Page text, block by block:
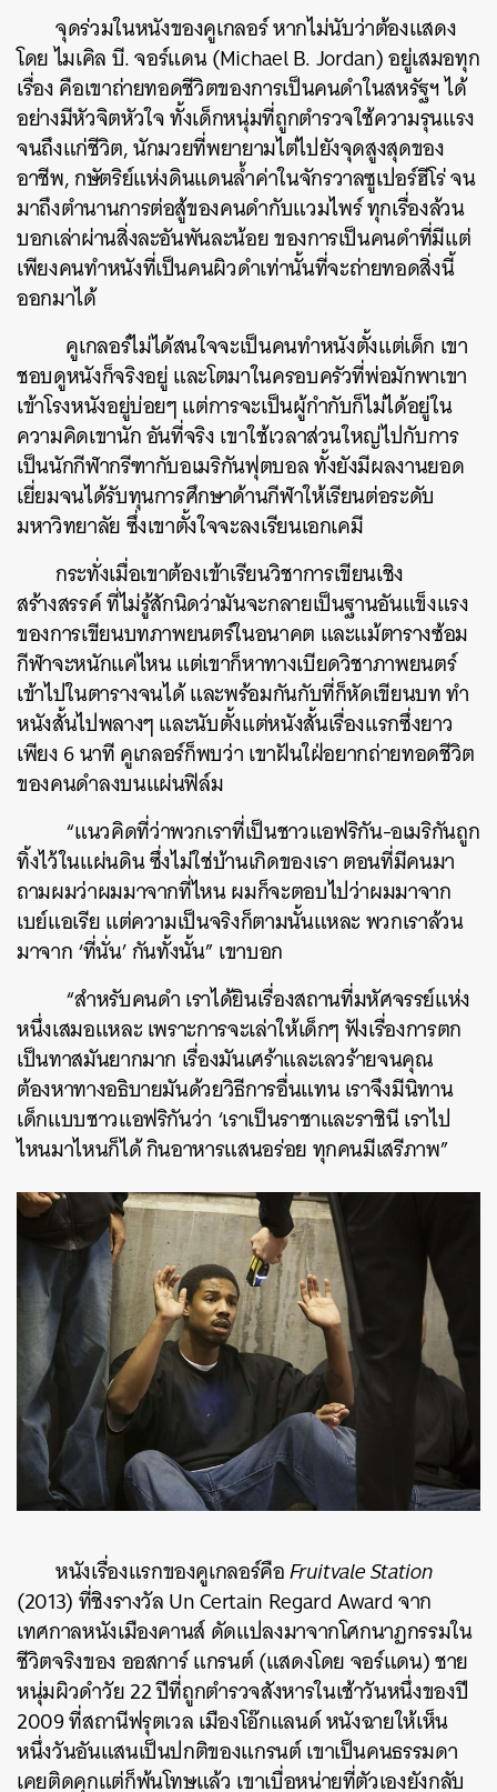
จุดร่วมในหนังของคูเกลอร์ หากไม่นับว่าต้องแสดง
โดย ไมเคิล บี. จอร์แดน (Michael B. Jordan) อยู่เสมอทุก
เรื่อง คือเขาถ่ายทอดชีวิตของการเป็นคนดำในสหรัฐฯ ได้
อย่างมีหัวจิตหัวใจ ทั้งเด็กหนุ่มที่ถูกตำรวจใช้ความรุนแรง
จนถึงแก่ชีวิต, นักมวยที่พยายามไต่ไปยังจุดสูงสุดของ
อาชีพ, กษัตริย์แห่งดินแดนล้ำค่าในจักรวาลซูเปอร์ฮีโร่ จน
มาถึงตำนานการต่อสู้ของคนดำกับแวมไพร์ ทุกเรื่องล้วน
บอกเล่าผ่านสิ่งละอันพันละน้อย ของการเป็นคนดำที่มีแต่
เพียงคนทำหนังที่เป็นคนผิวดำเท่านั้นที่จะถ่ายทอดสิ่งนี้
ออกมาได้
คูเกลอร์ไม่ได้สนใจจะเป็นคนทำหนังตั้งแต่เด็ก เขา
ชอบดูหนังก็จริงอยู่ และโตมาในครอบครัวที่พ่อมักพาเขา
เข้าโรงหนังอยู่บ่อยๆ แต่การจะเป็นผู้กำกับก็ไม่ได้อยู่ใน
ความคิดเขานัก อันที่จริง เขาใช้เวลาส่วนใหญ่ไปกับการ
เป็นนักกีฬากรีฑากับอเมริกันฟุตบอล ทั้งยังมีผลงานยอด
เยี่ยมจนได้รับทุนการศึกษาด้านกีฬาให้เรียนต่อระดับ
มหาวิทยาลัย ซึ่งเขาตั้งใจจะลงเรียนเอกเคมี
กระทั่งเมื่อเขาต้องเข้าเรียนวิชาการเขียนเชิง
สร้างสรรค์ ที่ไม่รู้สักนิดว่ามันจะกลายเป็นฐานอันแข็งแรง
ของการเขียนบทภาพยนตร์ในอนาคต และแม้ตารางซ้อม
กีฬาจะหนักแค่ไหน แต่เขาก็หาทางเบียดวิชาภาพยนตร์
เข้าไปในตารางจนได้ และพร้อมกันกับที่ก็หัดเขียนบท ทำ
หนังสั้นไปพลางๆ และนับตั้งแต่หนังสั้นเรื่องแรกซึ่งยาว
เพียง 6 นาที คูเกลอร์ก็พบว่า เขาฝันใฝ่อยากถ่ายทอดชีวิต
ของคนดำลงบนแผ่นฟิล์ม
“แนวคิดที่ว่าพวกเราที่เป็นชาวแอฟริกัน-อเมริกันถูก
ทิ้งไว้ในแผ่นดิน ซึ่งไม่ใช่บ้านเกิดของเรา ตอนที่มีคนมา
ถามผมว่าผมมาจากที่ไหน ผมก็จะตอบไปว่าผมมาจาก
เบย์แอเรีย แต่ความเป็นจริงก็ตามนั้นแหละ พวกเราล้วน
มาจาก ‘ที่นั่น’ กันทั้งนั้น” เขาบอก
“สำหรับคนดำ เราได้ยินเรื่องสถานที่มหัศจรรย์แห่ง
หนึ่งเสมอแหละ เพราะการจะเล่าให้เด็กๆ ฟังเรื่องการตก
เป็นทาสมันยากมาก เรื่องมันเศร้าและเลวร้ายจนคุณ
ต้องหาทางอธิบายมันด้วยวิธีการอื่นแทน เราจึงมีนิทาน
เด็กแบบชาวแอฟริกันว่า ‘เราเป็นราชาและราชินี เราไป
ไหนมาไหนก็ได้ กินอาหารแสนอร่อย ทุกคนมีเสรีภาพ”
หนังเรื่องแรกของคูเกลอร์คือFruitvale Station
(2013) ที่ชิงรางวัล Un Certain Regard Award จาก
เทศกาลหนังเมืองคานส์ ดัดแปลงมาจากโศกนาฏกรรมใน
ชีวิตจริงของ ออสการ์ แกรนต์ (แสดงโดย จอร์แดน) ชาย
หนุ่มผิวดำวัย 22 ปีที่ถูกตำรวจสังหารในเช้าวันหนึ่งของปี
2009 ที่สถานีฟรุตเวล เมืองโอ๊กแลนด์ หนังฉายให้เห็น
หนึ่งวันอันแสนเป็นปกติของแกรนต์ เขาเป็นคนธรรมดา
เคยติดคุกแต่ก็พ้นโทษแล้ว เขาเบื่อหน่ายที่ตัวเองยังกลับ